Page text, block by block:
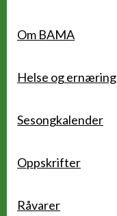
Om BAMA
Helse og ernæring
Sesongkalender
Oppskrifter
Råvarer